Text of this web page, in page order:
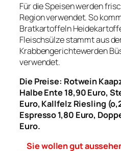
Für die Speisen werden
Region verwendet. So
Bratkartoffeln
Fleischsülze stammt aus
Krabbengerichtewerden
verwendet.
Die Preise: Rotwein
Halbe Ente 18,90 Euro,
Euro, Kallfelz Riesling
Espresso 1,80 Euro,
Euro.
Sie wollen gut